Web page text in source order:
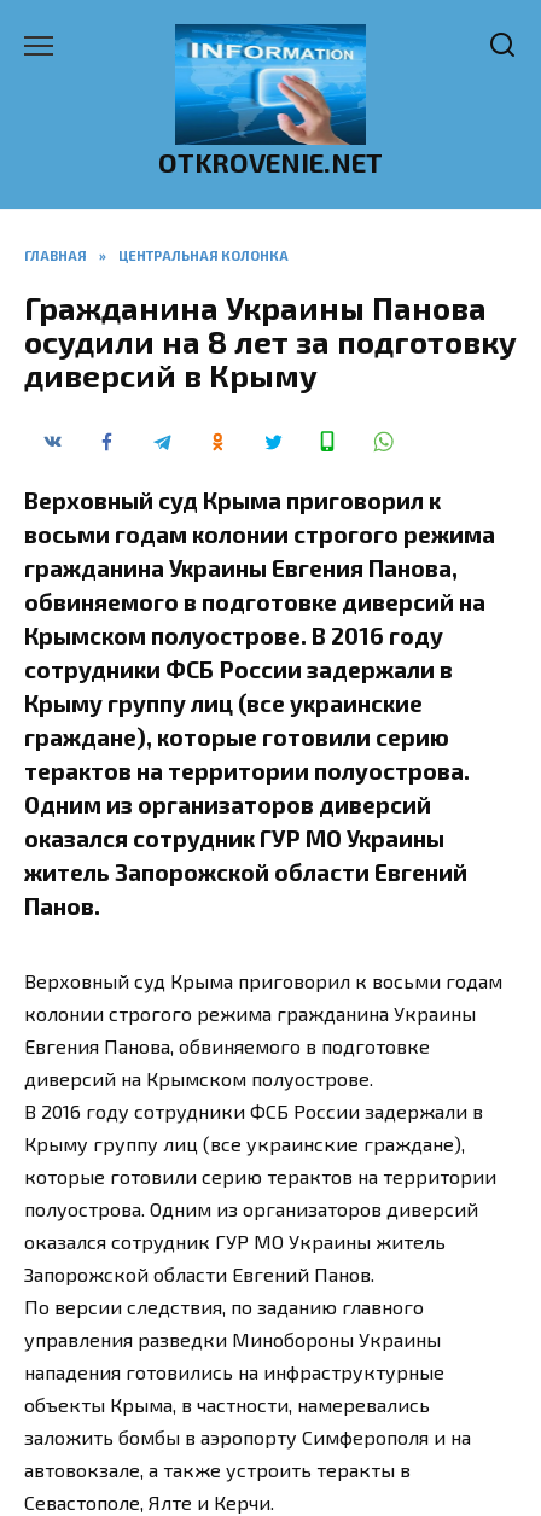
OTKROVENIE.NET
ГЛАВНАЯ » ЦЕНТРАЛЬНАЯ КОЛОНКА
Гражданина Украины Панова
осудили на 8 лет за подготовку
диверсий в Крыму
Верховный суд Крыма приговорил к
восьми годам колонии строгого режима
гражданина Украины Евгения Панова,
обвиняемого в подготовке диверсий на
Крымском полуострове. В 2016 году
сотрудники ФСБ России задержали в
Крыму группу лиц (все украинские
граждане), которые готовили серию
терактов на территории полуострова.
Одним из организаторов диверсий
оказался сотрудник ГУР МО Украины
житель Запорожской области Евгений
Панов.
Верховный суд Крыма приговорил к восьми годам
колонии строгого режима гражданина Украины
Евгения Панова, обвиняемого в подготовке
диверсий на Крымском полуострове.
В 2016 году сотрудники ФСБ России задержали в
Крыму группу лиц (все украинские граждане),
которые готовили серию терактов на территории
полуострова. Одним из организаторов диверсий
оказался сотрудник ГУР МО Украины житель
Запорожской области Евгений Панов.
По версии следствия, по заданию главного
управления разведки Минобороны Украины
нападения готовились на инфраструктурные
объекты Крыма, в частности, намеревались
заложить бомбы в аэропорту Симферополя и на
автовокзале, а также устроить теракты в
Севастополе, Ялте и Керчи.